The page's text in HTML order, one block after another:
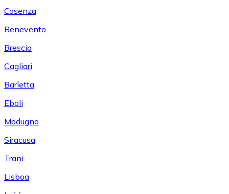
Cosenza
Benevento
Brescia
Cagliari
Barletta
Eboli
Modugno
Siracusa
Trani
Lisboa